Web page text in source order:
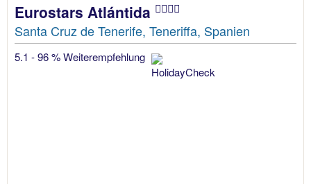
Eurostars Atlántida
Santa Cruz de Tenerife, Teneriffa, Spanien
5.1 - 96 % Weiterempfehlung